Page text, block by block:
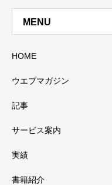
MENU
HOME
ウエブマガジン
記事
サービス案内
実績
書籍紹介